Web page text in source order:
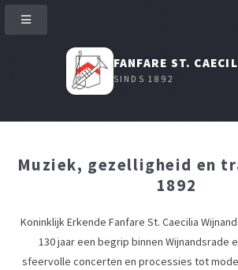
FANFARE ST.
SINDS 1892
Muziek, gezelligheid en
1892
Koninklijk Erkende Fanfare St. Caecilia
130 jaar een begrip binnen Wijnandsrade
sfeervolle concerten en processies tot